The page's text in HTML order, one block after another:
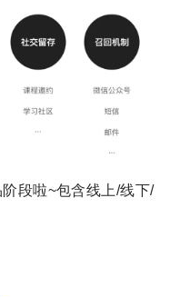
段啦~包含线上/线下/